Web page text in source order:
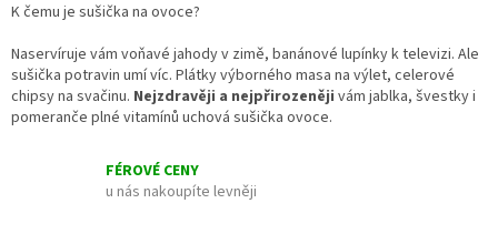
d
a
c
í
v
k
K čemu je sušička na ovoce?
Naservíruje vám voňavé jahody v zimě, banánové lupínky k televizi. Ale
sušička potravin umí víc. Plátky výborného masa na výlet, celerové
chipsy na svačinu. Nejzdravěji a nejpřirozeněji vám jablka, švestky i
pomeranče plné vitamínů uchová sušička ovoce.
FÉROVÉ CENY
u nás nakoupíte levněji